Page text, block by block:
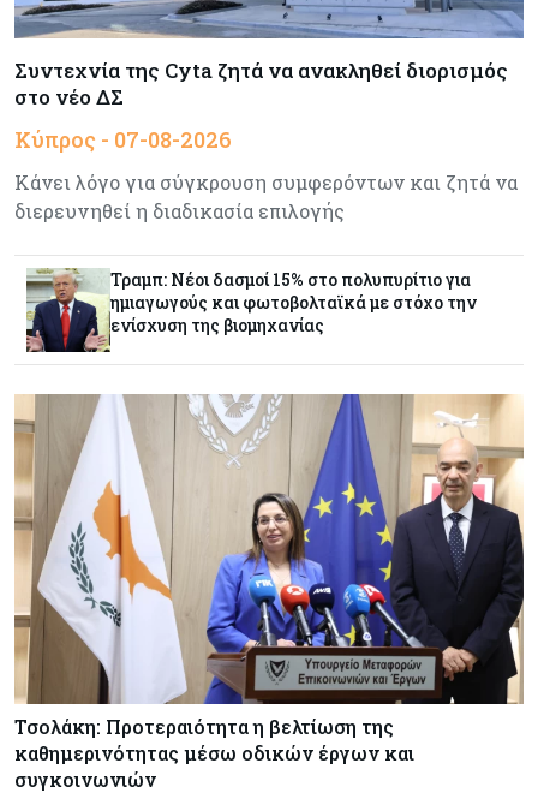
Κόσμος 06-08-2026
Μεικτά πρόσημα στη Wall Street με το βλέμμα
στις εξελίξεις στη Μ. Ανατολή
Κύπρος
Ανοίγει ξανά από αύριο η οδική πρόσβαση στις
αφίξεις του αεροδρομίου Λάρνακας
Ενέργεια
Μ. Δαμιανός: Τεράστια νέα δυναμική στον GSI,
αναμένεται η μελέτη ΕΤΕπ για συμμετοχή
Κόσμος 06-08-2026
Saudi Aramco: Μειώνει την τιμή του
πετρελαίου για την Ασία εν μέσω εξελίξεων στο
Ορμούζ
Κύπρος 06-08-2026
Πιάνει δουλειά ο Κυπριακός Οργανισμός
Ανάπτυξης Επιχειρήσεων – Διορίστηκε το δ.σ.,
ενεργοποιήθηκε ο νόμος
06-08-2026
Warner Bros: "Φρένο" στα έσοδα εξαιτίας των
κινηματογραφικών επιδόσεων και της
απουσίας του NBA
Συντεχνία της Cyta ζητά να ανακληθεί διορισμός
στο νέο ΔΣ
Κύπρος - 07-08-2026
Κάνει λόγο για σύγκρουση συμφερόντων και ζητά να
διερευνηθεί η διαδικασία επιλογής
Τραμπ: Νέοι δασμοί 15% στο πολυπυρίτιο για
ημιαγωγούς και φωτοβολταϊκά με στόχο την
ενίσχυση της βιομηχανίας
Τσολάκη: Προτεραιότητα η βελτίωση της
καθημερινότητας μέσω οδικών έργων και
συγκοινωνιών